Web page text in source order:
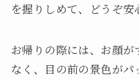
を握りしめて、どうぞ安
お帰りの際には、お顔
なく、目の前の景色が